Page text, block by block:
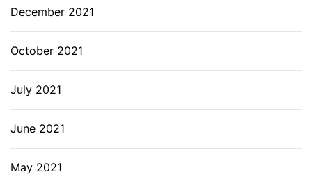
December 2021
October 2021
July 2021
June 2021
May 2021